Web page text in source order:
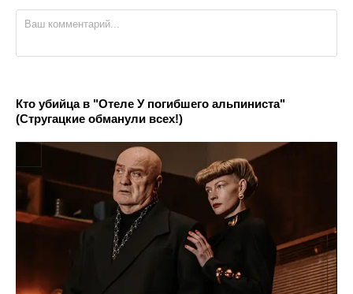
Кто убийца в "Отеле У погибшего альпиниста"
(Стругацкие обманули всех!)